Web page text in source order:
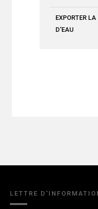
EXPORTER
D'EAU
LETTRE